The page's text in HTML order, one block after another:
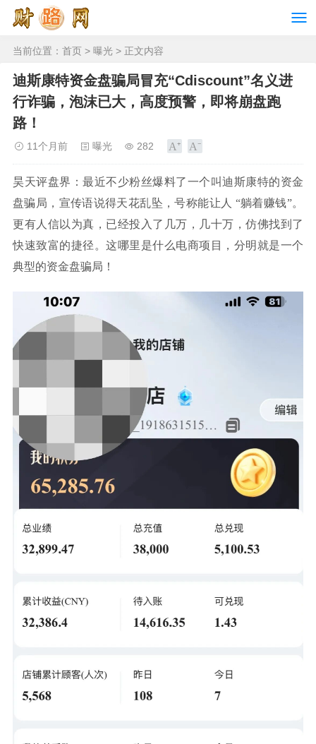
当前位置： 首页 > 曝光 > 正文内容
迪斯康特资金盘骗局冒充“Cdiscount”名义进
行诈骗，泡沫已大，高度预警，即将崩盘跑
路！
11个月前 曝光 282
昊天评盘界：最近不少粉丝爆料了一个叫迪斯康特的资金
盘骗局，宣传语说得天花乱坠，号称能让人 “躺着赚钱”。
更有人信以为真，已经投入了几万，几十万，仿佛找到了
快速致富的捷径。这哪里是什么电商项目，分明就是一个
典型的资金盘骗局！